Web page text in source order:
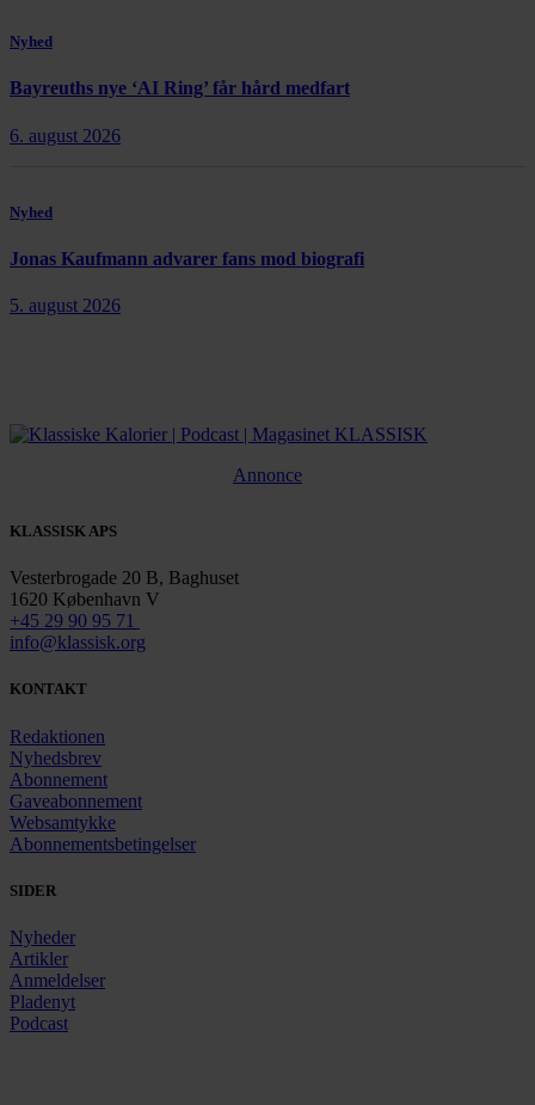
Nyhed
Bayreuths nye ‘AI Ring’ får hård medfart
6. august 2026
Nyhed
Jonas Kaufmann advarer fans mod biografi
5. august 2026
Annonce
KLASSISK APS
Vesterbrogade 20 B, Baghuset
1620 København V
+45 29 90 95 71
info@klassisk.org
KONTAKT
Redaktionen
Nyhedsbrev
Abonnement
Gaveabonnement
Websamtykke
Abonnementsbetingelser
SIDER
Nyheder
Artikler
Anmeldelser
Pladenyt
Podcast